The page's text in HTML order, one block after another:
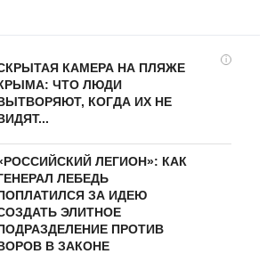
i
КАМЕРА НА ПЛЯЖЕ
ЧТО ЛЮДИ
КОГДА ИХ НЕ
ЛЕГИОН»: КАК
ЛЕБЕДЬ
ЗА ИДЕЮ
ЭЛИТНОЕ
ПРОТИВ
В ЗАКОНЕ